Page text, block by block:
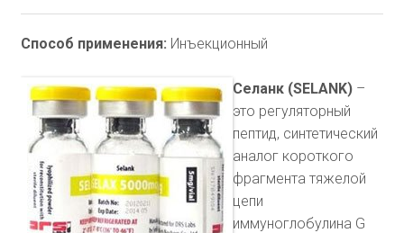
Способ применения: Инъекционный
Селанк (SELANK)–
это регуляторный
пептид, синтетический
аналог короткого
фрагмента тяжелой
цепи
иммуноглобулина G